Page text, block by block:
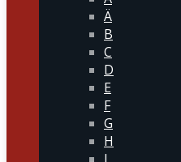
Ä
B
C
D
E
F
G
H